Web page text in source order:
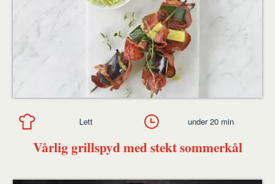
Vårlig grillspyd med stekt sommerkål
Lett under 20 min